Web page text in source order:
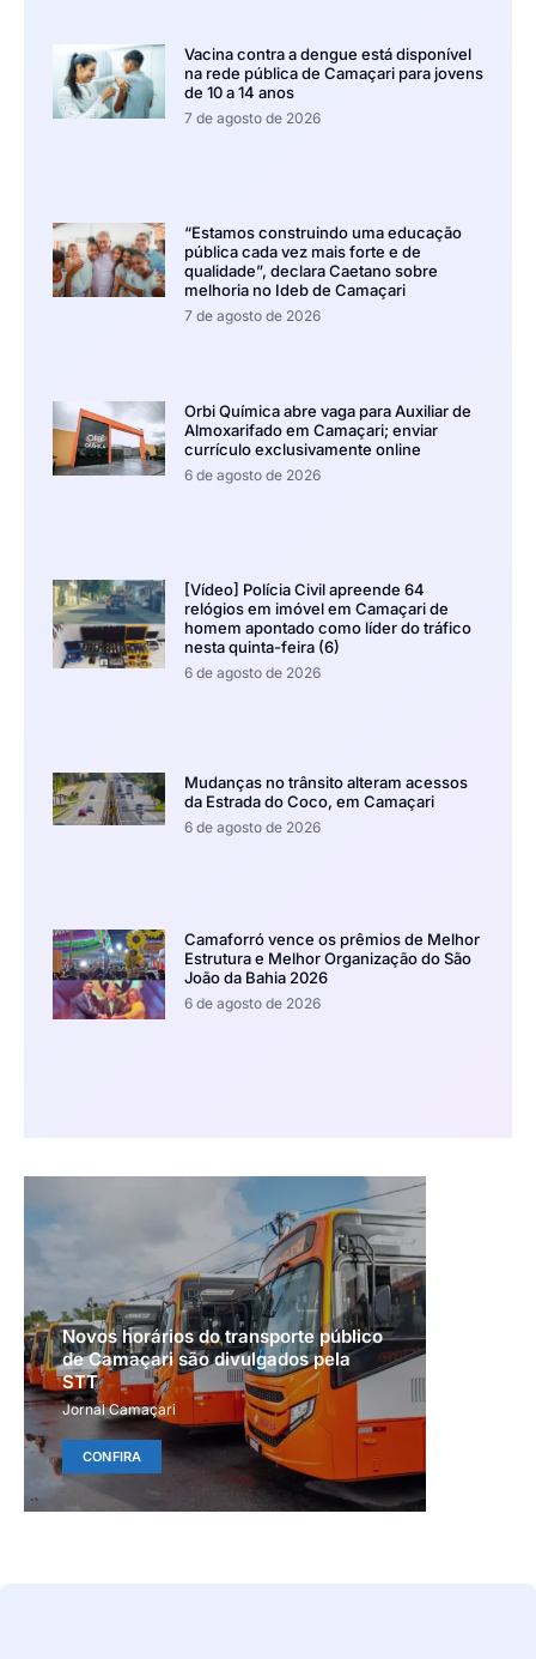
Vacina contra a dengue está disponível
na rede pública de Camaçari para jovens
de 10 a 14 anos
7 de agosto de 2026
“Estamos construindo uma educação
pública cada vez mais forte e de
qualidade”, declara Caetano sobre
melhoria no Ideb de Camaçari
7 de agosto de 2026
Orbi Química abre vaga para Auxiliar de
Almoxarifado em Camaçari; enviar
currículo exclusivamente online
6 de agosto de 2026
[Vídeo] Polícia Civil apreende 64
relógios em imóvel em Camaçari de
homem apontado como líder do tráfico
nesta quinta-feira (6)
6 de agosto de 2026
Mudanças no trânsito alteram acessos
da Estrada do Coco, em Camaçari
6 de agosto de 2026
Camaforró vence os prêmios de Melhor
Estrutura e Melhor Organização do São
João da Bahia 2026
6 de agosto de 2026
Novos horários do transporte público
de Camaçari são divulgados pela
STT
Jornal Camaçari
CONFIRA